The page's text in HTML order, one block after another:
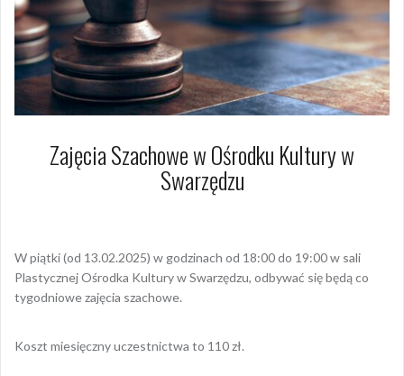
Zajęcia Szachowe w Ośrodku Kultury w
Swarzędzu
W piątki (od 13.02.2025) w godzinach od 18:00 do 19:00 w sali
Plastycznej Ośrodka Kultury w Swarzędzu, odbywać się będą co
tygodniowe zajęcia szachowe.
Koszt miesięczny uczestnictwa to 110 zł.